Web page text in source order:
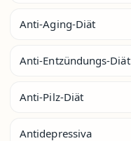
Anti-Aging-Diät
Anti-Entzündungs-Diät
Anti-Pilz-Diät
Antidepressiva